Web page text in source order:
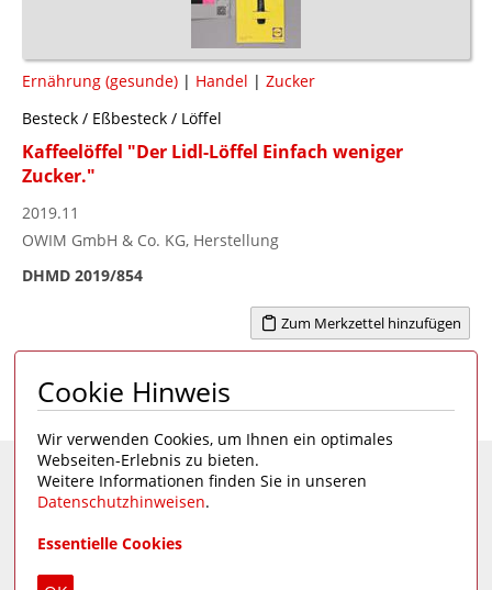
Ernährung (gesunde) | Handel | Zucker
Besteck / Eßbesteck / Löffel
Kaffeelöffel "Der Lidl-Löffel Einfach weniger
Zucker."
2019.11
OWIM GmbH & Co. KG, Herstellung
DHMD 2019/854
Zum Merkzettel hinzufügen
Seite 1 von 40 1 2 3 4 ... 40 >
Eine Seite desDeutschen Hygiene-Museums
Cookie Hinweis
Wir verwenden Cookies, um Ihnen ein optimales
Webseiten-Erlebnis zu bieten.
Weitere Informationen finden Sie in unseren
Datenschutzhinweisen.
Essentielle Cookies